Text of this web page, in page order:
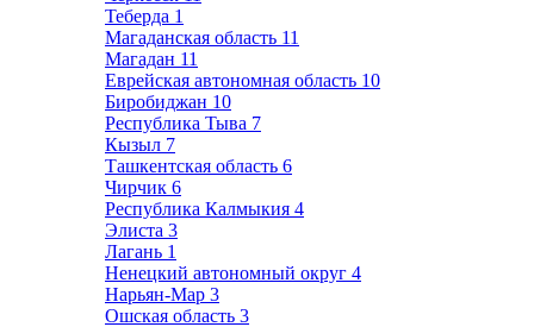
Теберда 1
Магаданская область 11
Магадан 11
Еврейская автономная область 10
Биробиджан 10
Республика Тыва 7
Кызыл 7
Ташкентская область 6
Чирчик 6
Республика Калмыкия 4
Элиста 3
Лагань 1
Ненецкий автономный округ 4
Нарьян-Мар 3
Ошская область 3